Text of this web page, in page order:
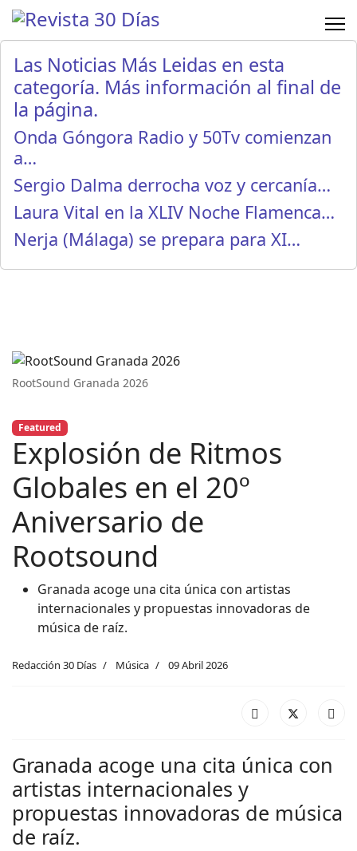
Las Noticias Más Leidas en esta
categoría. Más información al final de
la página.
Onda Góngora Radio y 50Tv comienzan
a…
Sergio Dalma derrocha voz y cercanía…
Laura Vital en la XLIV Noche Flamenca…
Nerja (Málaga) se prepara para XI…
RootSound Granada 2026
Featured
Explosión de Ritmos
Globales en el 20º
Aniversario de
Rootsound
Granada acoge una cita única con artistas
internacionales y propuestas innovadoras de
música de raíz.
Redacción 30 Días Música 09 Abril 2026
Granada acoge una cita única con
artistas internacionales y
propuestas innovadoras de música
de raíz.